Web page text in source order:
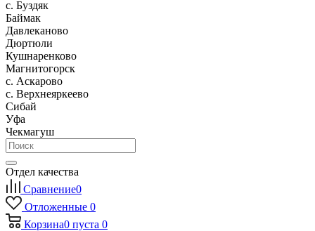
c. Буздяк
Баймак
Давлеканово
Дюртюли
Кушнаренково
Магнитогорск
с. Аскарово
с. Верхнеяркеево
Сибай
Уфа
Чекмагуш
Отдел качества
Сравнение0
Отложенные 0
Корзина0 пуста 0